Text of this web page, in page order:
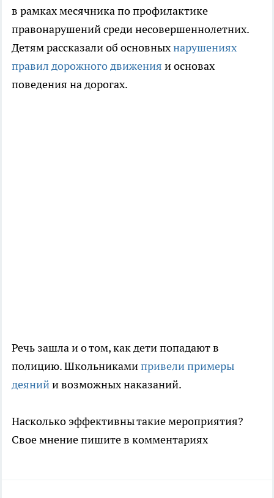
в рамках месячника по профилактике
правонарушений среди несовершеннолетних.
Детям рассказали об основныхнарушениях
правил дорожного движения и основах
поведения на дорогах.
Речь зашла и о том, как дети попадают в
полицию. Школьникамипривели примеры
деянийи возможных наказаний.
Насколько эффективны такие мероприятия?
Свое мнение пишите в комментариях